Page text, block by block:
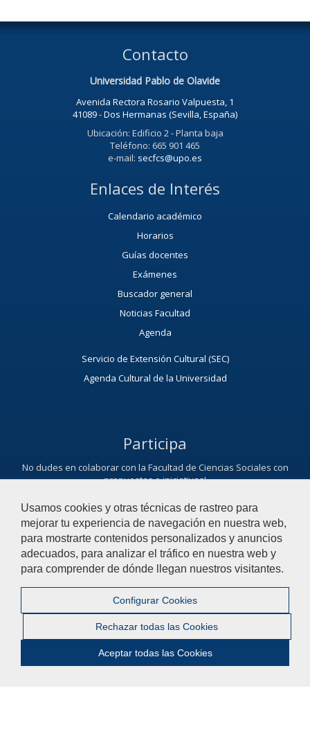
Usamos cookies y otras técnicas de rastreo para
mejorar tu experiencia de navegación en nuestra web,
para mostrarte contenidos personalizados y anuncios
adecuados, para analizar el tráfico en nuestra web y
para comprender de dónde llegan nuestros visitantes.
Configurar Cookies
Rechazar todas las Cookies
Aceptar todas las Cookies
Contacto
Universidad Pablo de Olavide
Avenida Rectora Rosario Valpuesta, 1
41089 - Dos Hermanas (Sevilla, España)
Ubicación: Edificio 2 - Planta baja
Teléfono: 665 901 465
e-mail: secfcs@upo.es
Enlaces de Interés
Calendario académico
Horarios
Guías docentes
Exámenes
Buscador general
Noticias Facultad
Agenda
Servicio de Extensión Cultural (SEC)
Agenda Cultural de la Universidad
Participa
No dudes en colaborar con la Facultad de Ciencias Sociales con
propuestas e iniciativas!
Te queremos escuchar
Ayúdanos a mejorar
El acceso al buzón exclusivamente se hará en caso de querer
plantear cuestiones que se puedan calificar como una incidencia,
Contacta con nosotros
© 2018 Universidad Pablo de Olavide - Facultad de
Ciencias Sociales